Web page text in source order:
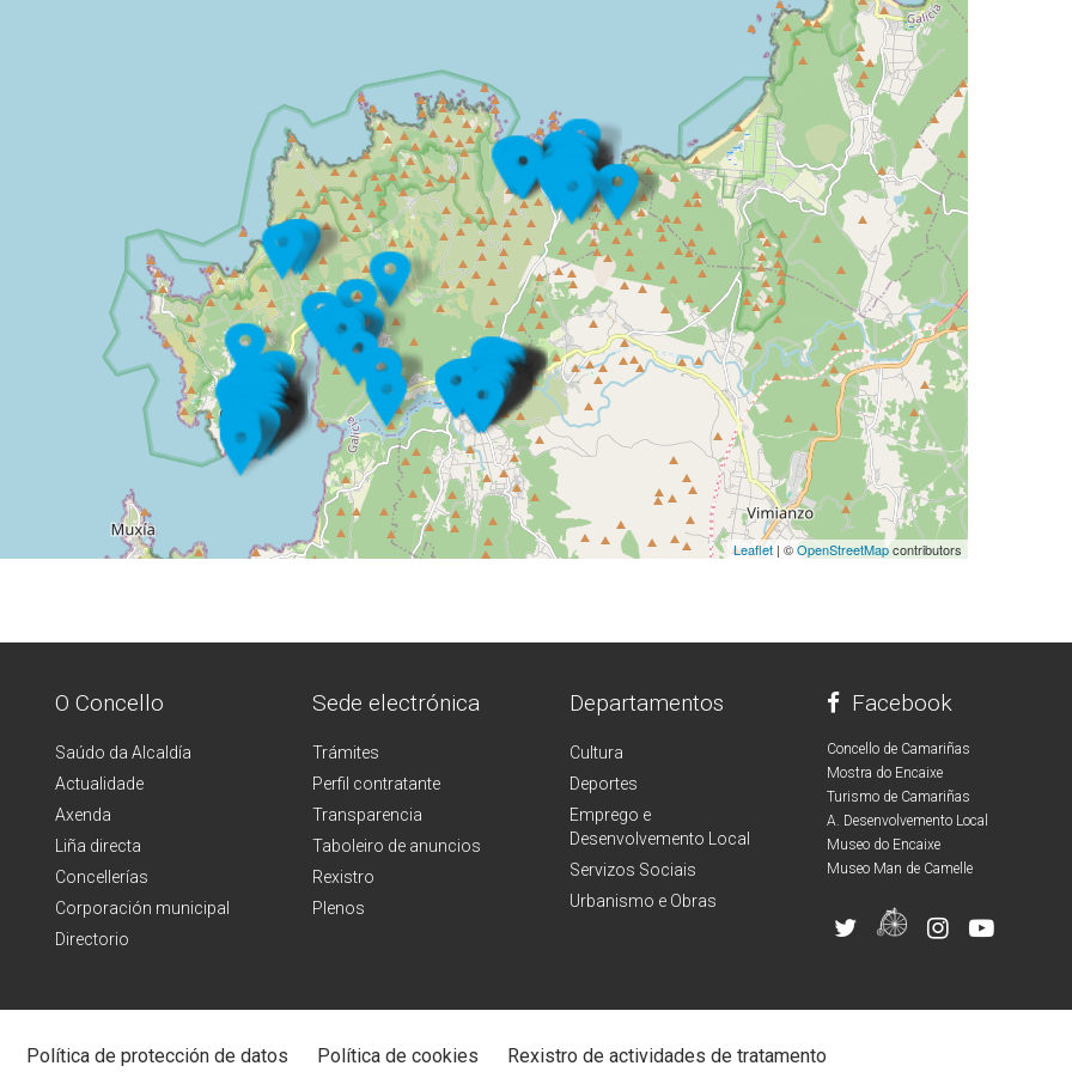
Leaflet | ©OpenStreetMapcontributors
O Concello
Saúdo da Alcaldía
Actualidade
Axenda
Liña directa
Concellerías
Corporación municipal
Directorio
Sede electrónica
Trámites
Perfil contratante
Transparencia
Taboleiro de anuncios
Rexistro
Plenos
Departamentos
Cultura
Deportes
Emprego e
Desenvolvemento Local
Servizos Sociais
Urbanismo e Obras
Facebook
Concello de Camariñas
Mostra do Encaixe
Turismo de Camariñas
A. Desenvolvemento Local
Museo do Encaixe
Museo Man de Camelle
Política de protección de datos Política de cookies Rexistro de actividades de tratamento